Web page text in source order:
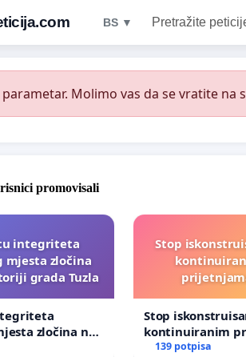
BS ▼ Pretražite
Molimo vas da se vratite
promovisali
integriteta
mjesta zločina
grada Tuzla
zločina nad
Tuzla
Stop
Stop
kontinuiranim
prijetnjama,
139 potpisa